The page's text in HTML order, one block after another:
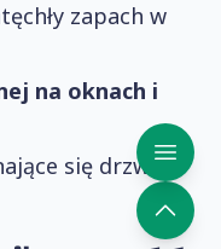
zapach w
na oknach i
się drzwi,